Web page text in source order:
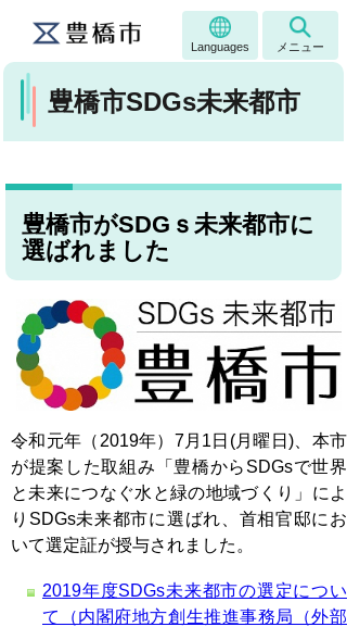
Languages メニュー
豊橋市SDGs未来都市
豊橋市がSDGｓ未来都市に
選ばれました
令和元年（2019年）7月1日(月曜日)、本市
が提案した取組み「豊橋からSDGsで世界
と未来につなぐ水と緑の地域づくり」によ
りSDGs未来都市に選ばれ、首相官邸にお
いて選定証が授与されました。
2019年度SDGs未来都市の選定につい
て（内閣府地方創生推進事務局（外部